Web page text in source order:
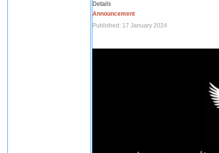
Details
Announcement
Published: 17 January 2024